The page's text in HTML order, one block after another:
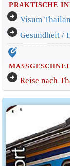
PRAKTISCHE
arrow_circle_right Visum
arrow_circle_right Gesundheit /
edit_location_alt
arrow_circle_right Reise nach